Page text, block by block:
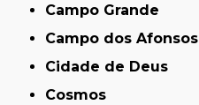
Campo Grande
Campo dos Afonsos
Cidade de Deus
Cosmos